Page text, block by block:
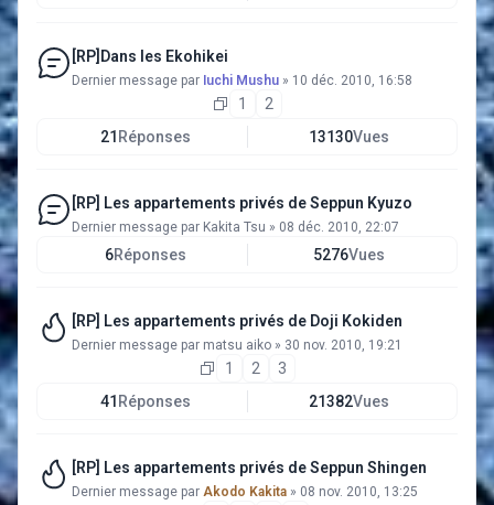
[RP]Dans les Ekohikei
Dernier message par Iuchi Mushu » 10 déc. 2010, 16:58
1
2
21 Réponses 13130Vues
[RP] Les appartements privés de Seppun Kyuzo
Dernier message par Kakita Tsu » 08 déc. 2010, 22:07
6Réponses 5276Vues
[RP] Les appartements privés de Doji Kokiden
Dernier message par matsu aiko » 30 nov. 2010, 19:21
1 2
3
41 Réponses 21382Vues
[RP] Les appartements privés de Seppun Shingen
Dernier message par Akodo Kakita » 08 nov. 2010, 13:25